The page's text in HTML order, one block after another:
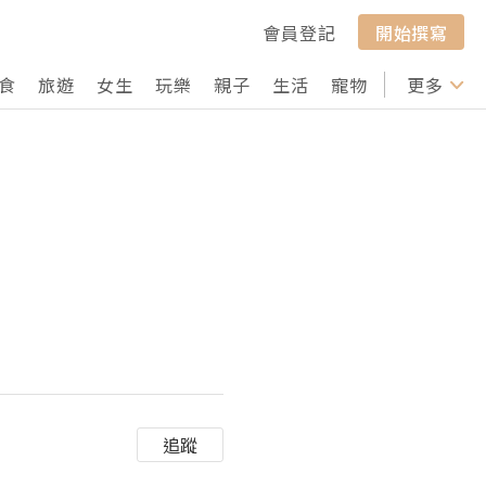
會員登記
開始撰寫
旅遊 女生 玩樂 親子 生活 寵物 行山 打卡
更多
追蹤